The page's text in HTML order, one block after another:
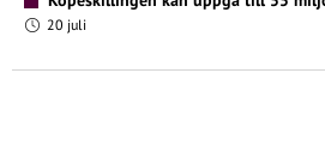
20 juli